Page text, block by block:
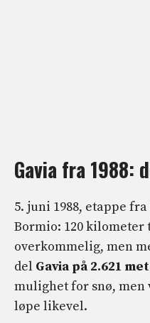
Gavia fra 1988:
5. juni 1988, etappe
Bormio: 120 kilometer
overkommelig, men
del Gavia på 2.621
mulighet for snø, men
løpe likevel.